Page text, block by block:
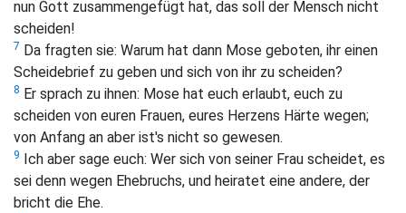
nun Gott zusammengefügt hat, das soll der Mensch nicht
scheiden!
7 Da fragten sie: Warum hat dann Mose geboten, ihr einen
Scheidebrief zu geben und sich von ihr zu scheiden?
8 Er sprach zu ihnen: Mose hat euch erlaubt, euch zu
scheiden von euren Frauen, eures Herzens Härte wegen;
von Anfang an aber ist's nicht so gewesen.
9
Ich aber sage euch: Wer sich von seiner Frau scheidet, es
sei denn wegen Ehebruchs, und heiratet eine andere, der
bricht die Ehe.